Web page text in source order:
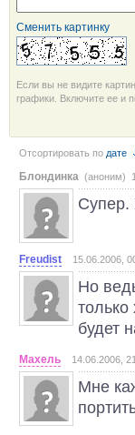
Сменить картинку
Если вы не видите
графики. Включите ее и
Отсортировать по дате
Блондинка (аноним)
Супер.
Freudist 15.06.2006,
Но
будет
Махель 14.06.2006,
Мне